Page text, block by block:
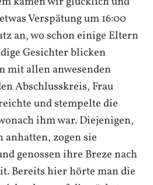
Verspätung um 16:00
an, wo schon einige Eltern
Gesichter blicken
mit allen anwesenden
Abschlusskreis, Frau
und stempelte die
ihm war. Diejenigen,
anhatten, zogen sie
genossen ihre Breze nach
Bereits hier hörte man die